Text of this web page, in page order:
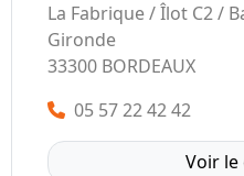
La Fabrique / Îlot C2 /
Gironde
33300 BORDEAUX
05 57 22 42 42
Voir le